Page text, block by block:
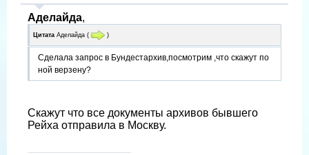
Аделайда,
Цитата Аделайда ( )
Сделала запрос в Бундестархив,посмотрим ,что скажут по
ной верзену?
Скажут что все документы архивов бывшего
Рейха отправила в Москву.